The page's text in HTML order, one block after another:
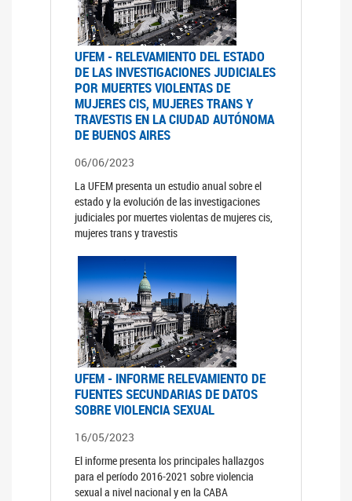
UFEM - RELEVAMIENTO DEL ESTADO
DE LAS INVESTIGACIONES JUDICIALES
POR MUERTES VIOLENTAS DE
MUJERES CIS, MUJERES TRANS Y
TRAVESTIS EN LA CIUDAD AUTÓNOMA
DE BUENOS AIRES
06/06/2023
La UFEM presenta un estudio anual sobre el
estado y la evolución de las investigaciones
judiciales por muertes violentas de mujeres cis,
mujeres trans y travestis
UFEM - INFORME RELEVAMIENTO DE
FUENTES SECUNDARIAS DE DATOS
SOBRE VIOLENCIA SEXUAL
16/05/2023
El informe presenta los principales hallazgos
para el período 2016-2021 sobre violencia
sexual a nivel nacional y en la CABA